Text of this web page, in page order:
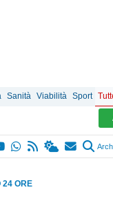
Sanità Viabilità Sport
24 ORE